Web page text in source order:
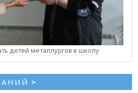
детей металлургов в школу
>